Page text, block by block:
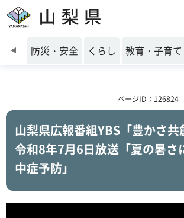
山梨県
前のスライドを表示
防災・安全 くらし 教育・子育て
ページID：126824
山梨県広報番組YBS「豊かさ共
令和8年7月6日放送「夏の暑さ
中症予防」